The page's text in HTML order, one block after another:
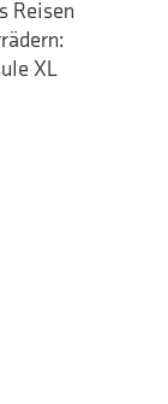
Reisen
XL